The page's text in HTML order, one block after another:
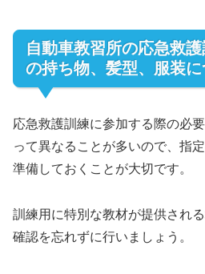
自動車教習所の応急救
の持ち物、髪型、服装
応急救護訓練に参加する際の必
って異なることが多いので、指
準備しておくことが大切です。
訓練用に特別な教材が提供され
確認を忘れずに行いましょう。